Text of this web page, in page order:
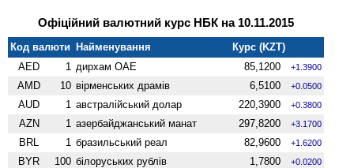
Офіційний валютний курс НБК на 10.11.2015
Код валюти Найменування
Курс (KZT)
AED
1 дирхам ОАЕ 85,1200 +1.3900
AMD 10 вiрменських драмів 6,5100 +0.0500
AUD 1 австралійський долар 220,3900 +0.3800
AZN 1 азербайджанський манат 297,8200 +3.1700
BRL 1 бразильський реал 82,9600 +1.6200
BYR 100 білоруських рублів 1,7800 +0.0200